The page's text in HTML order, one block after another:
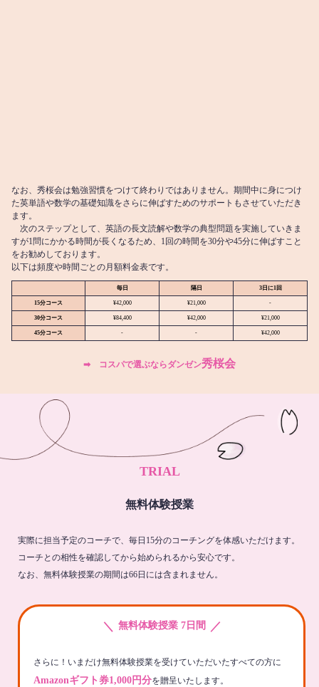
なお、秀桜会は勉強習慣をつけて終わりではありません。期間中に身につけ
た英単語や数学の基礎知識をさらに伸ばすためのサポートもさせていただき
ます。
次のステップとして、英語の長文読解や数学の典型問題を実施していきま
すが1問にかかる時間が長くなるため、1回の時間を30分や45分に伸ばすこと
をお勧めしております。
以下は頻度や時間ごとの月額料金表です。
毎日 隔日 3日に1回
15分コース ¥42,000 ¥21,000 -
30分コース ¥84,400 ¥42,000 ¥21,000
45分コース - - ¥42,000
➡︎ コスパで選ぶならダンゼン秀桜会
TRIAL
無料体験授業
実際に担当予定のコーチで、毎日15分のコーチングを体感いただけます。
コーチとの相性を確認してから始められるから安心です。
なお、無料体験授業の期間は66日には含まれません。
＼ 無料体験授業 7日間 ／
さらに！いまだけ無料体験授業を受けていただいたすべての方に
Amazonギフト券1,000円分を贈呈いたします。